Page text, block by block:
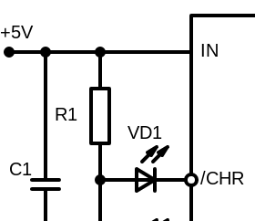
+5V
IN
/CHR
C1
R1
VD1